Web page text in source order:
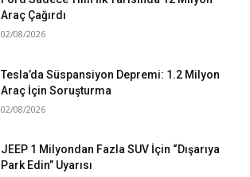
Araç Çağırdı
02/08/2026
Tesla’da Süspansiyon Depremi: 1.2 Milyon
Araç İçin Soruşturma
02/08/2026
JEEP 1 Milyondan Fazla SUV İçin “Dışarıya
Park Edin” Uyarısı